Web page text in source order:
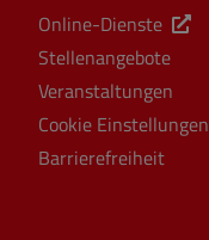
Online-Dienste
Stellenangebote
Veranstaltungen
Cookie Einstellungen
Barrierefreiheit